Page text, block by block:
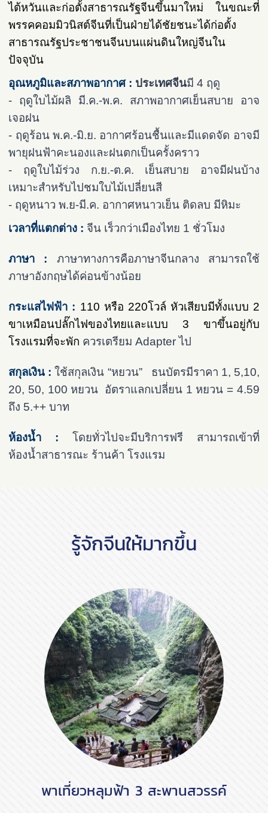
ไต้หวันและก่อตั้งสาธารณรัฐจีนขึ้นมาใหม่ ในขณะที่
พรรคคอมมิวนิสต์จีนที่เป็นฝ่ายได้ชัยชนะได้ก่อตั้ง
สาธารณรัฐประชาชนจีนบนแผ่นดินใหญ่จีนใน
ปัจจุบัน
อุณหภูมิและสภาพอากาศ : ประเทศจีนมี 4 ฤดู
- ฤดูใบไม้ผลิ มี.ค.-พ.ค. สภาพอากาศเย็นสบาย อาจ
เจอฝน
- ฤดูร้อน พ.ค.-มิ.ย. อากาศร้อนชื้นและมีแดดจัด อาจมี
พายุฝนฟ้าคะนองและฝนตกเป็นครั้งคราว
- ฤดูใบไม้ร่วง ก.ย.-ต.ค. เย็นสบาย อาจมีฝนบ้าง
เหมาะสำหรับไปชมใบไม้เปลี่ยนสี
- ฤดูหนาว พ.ย-มี.ค. อากาศหนาวเย็น ติดลบ มีหิมะ
เวลาที่แตกต่าง : จีน เร็วกว่าเมืองไทย 1 ชั่วโมง
ภาษา : ภาษาทางการคือภาษาจีนกลาง สามารถใช้
ภาษาอังกฤษได้ค่อนข้างน้อย
กระแสไฟฟ้า : 110 หรือ 220โวล์ หัวเสียบมีทั้งแบบ 2
ขาเหมือนปลั๊กไฟของไทยและแบบ 3 ขาขึ้นอยู่กับ
โรงแรมที่จะพัก ควรเตรียม Adapter ไป
สกุลเงิน : ใช้สกุลเงิน “หยวน” ธนบัตรมีราคา 1, 5,10,
20, 50, 100 หยวน อัตราแลกเปลี่ยน 1 หยวน = 4.59
ถึง 5.++ บาท
ห้องน้ำ : โดยทั่วไปจะมีบริการฟรี สามารถเข้าที่
ห้องน้ำสาธารณะ ร้านค้า โรงแรม
รู้จักจีนให้มากขึ้น
พาเที่ยวหลุมฟ้า 3 สะพานสวรรค์